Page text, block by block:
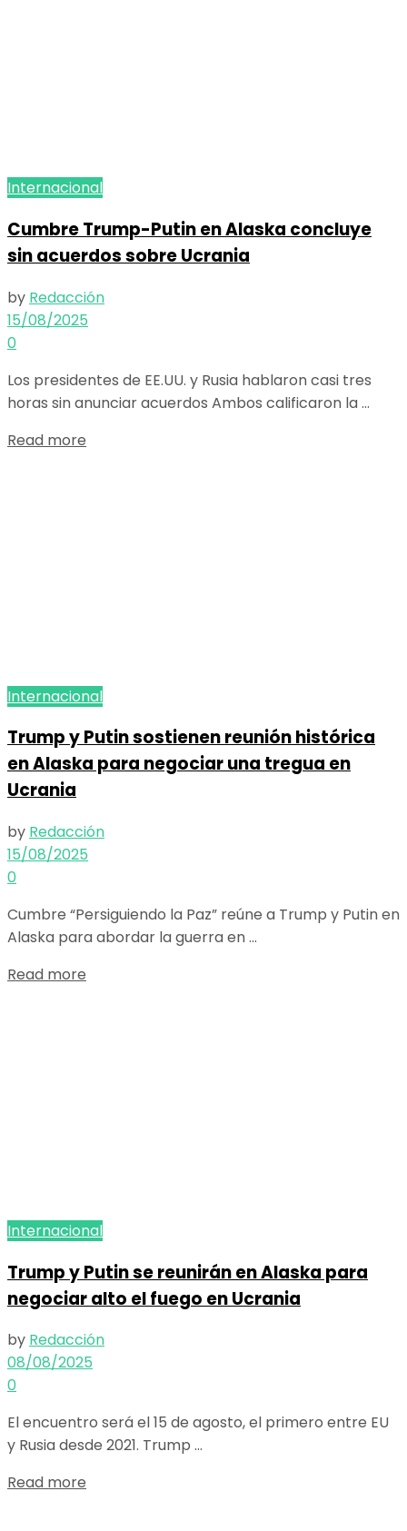
Internacional
Cumbre Trump-Putin en Alaska concluye
sin acuerdos sobre Ucrania
by Redacción
15/08/2025
0
Los presidentes de EE.UU. y Rusia hablaron casi tres
horas sin anunciar acuerdos Ambos calificaron la ...
Read more
Internacional
Trump y Putin sostienen reunión histórica
en Alaska para negociar una tregua en
Ucrania
by Redacción
15/08/2025
0
Cumbre “Persiguiendo la Paz” reúne a Trump y Putin en
Alaska para abordar la guerra en ...
Read more
Internacional
Trump y Putin se reunirán en Alaska para
negociar alto el fuego en Ucrania
by Redacción
08/08/2025
0
El encuentro será el 15 de agosto, el primero entre EU
y Rusia desde 2021. Trump ...
Read more